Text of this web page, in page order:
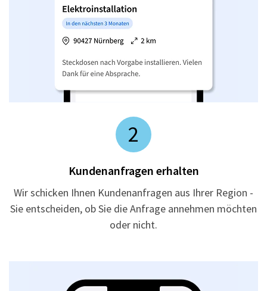
2
Kundenanfragen erhalten
Wir schicken Ihnen Kundenanfragen aus Ihrer Region -
Sie entscheiden, ob Sie die Anfrage annehmen möchten
oder nicht.